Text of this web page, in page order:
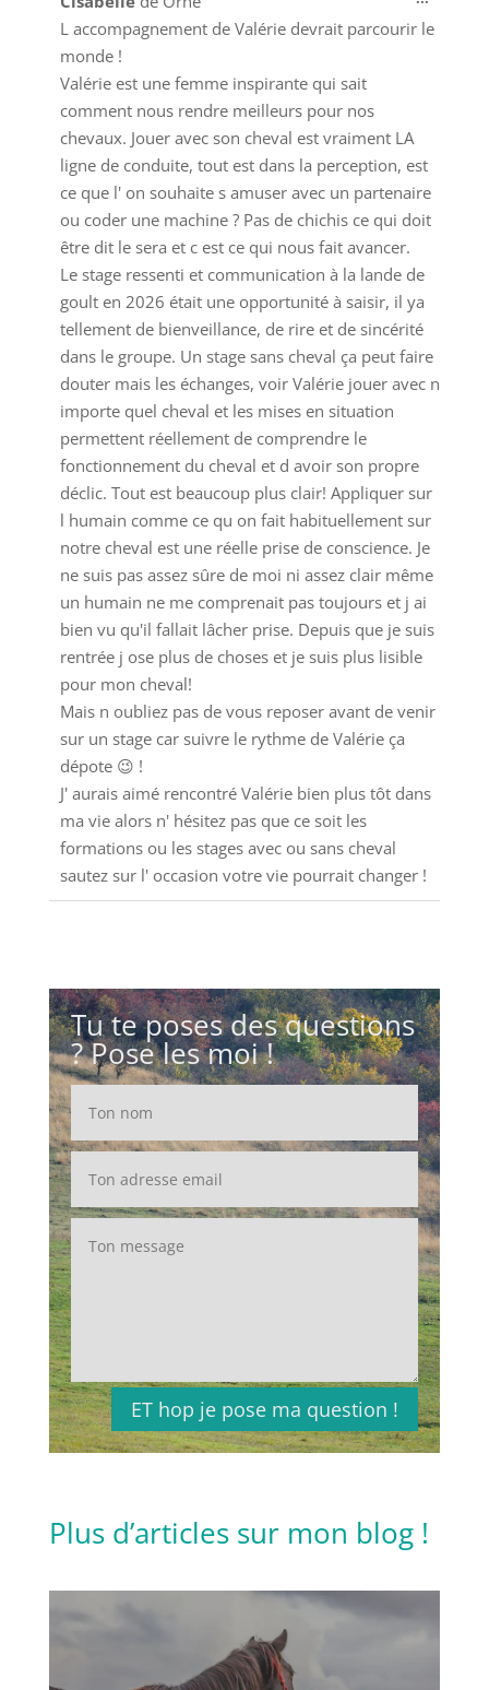
L accompagnement de Valérie devrait parcourir le
monde !
Valérie est une femme inspirante qui sait
comment nous rendre meilleurs pour nos
chevaux. Jouer avec son cheval est vraiment LA
ligne de conduite, tout est dans la perception, est
ce que l' on souhaite s amuser avec un partenaire
ou coder une machine ? Pas de chichis ce qui doit
être dit le sera et c est ce qui nous fait avancer.
Le stage ressenti et communication à la lande de
goult en 2026 était une opportunité à saisir, il ya
tellement de bienveillance, de rire et de sincérité
dans le groupe. Un stage sans cheval ça peut faire
douter mais les échanges, voir Valérie jouer avec n
importe quel cheval et les mises en situation
permettent réellement de comprendre le
fonctionnement du cheval et d avoir son propre
déclic. Tout est beaucoup plus clair! Appliquer sur
l humain comme ce qu on fait habituellement sur
notre cheval est une réelle prise de conscience. Je
ne suis pas assez sûre de moi ni assez clair même
un humain ne me comprenait pas toujours et j ai
bien vu qu'il fallait lâcher prise. Depuis que je suis
rentrée j ose plus de choses et je suis plus lisible
pour mon cheval!
Mais n oubliez pas de vous reposer avant de venir
sur un stage car suivre le rythme de Valérie ça
dépote 😉 !
J' aurais aimé rencontré Valérie bien plus tôt dans
ma vie alors n' hésitez pas que ce soit les
formations ou les stages avec ou sans cheval
sautez sur l' occasion votre vie pourrait changer !
boîte
Tu te poses des questions
? Pose les moi !
ET hop je pose ma question !
Plus d’articles sur mon blog !